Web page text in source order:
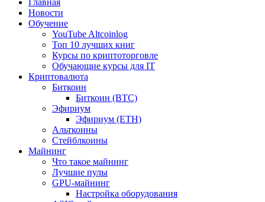
Главная
Новости
Обучение
YouTube Altcoinlog
Топ 10 лучших книг
Курсы по криптоторговле
Обучающие курсы для IT
Криптовалюта
Биткоин
Биткоин (BTC)
Эфириум
Эфириум (ETH)
Альткоины
Стейблкоины
Майнинг
Что такое майнинг
Лучшие пулы
GPU-майнинг
Настройка оборудования